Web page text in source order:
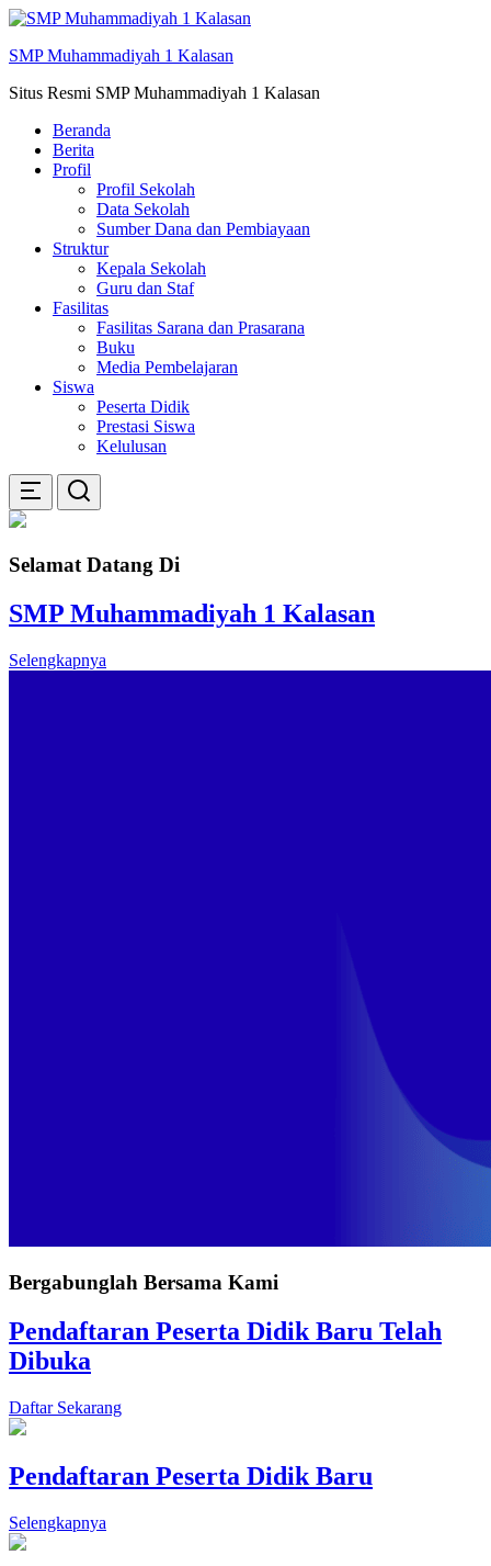
Skip
konten
SMP Muhammadiyah 1 Kalasan
Situs Resmi SMP Muhammadiyah 1 Kalasan
Beranda
Berita
Profil
Profil Sekolah
Data Sekolah
Sumber Dana dan Pembiayaan
Struktur
Kepala Sekolah
Guru dan Staf
Fasilitas
Fasilitas Sarana dan Prasarana
Buku
Media Pembelajaran
Siswa
Peserta Didik
Prestasi Siswa
Kelulusan
Selamat Datang Di
SMP Muhammadiyah 1 Kalasan
Selengkapnya
Bergabunglah Bersama Kami
Pendaftaran Peserta Didik Baru Telah
Dibuka
Daftar Sekarang
Pendaftaran Peserta Didik Baru
Selengkapnya